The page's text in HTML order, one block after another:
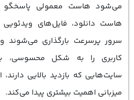
می‌شود هاست معمولی پاسخگو
هاست دانلود، فایل‌های
سرور پرسرعت بارگذاری
کاربری را به شکل محسوسی،
سایت‌هایی که بازدید بالایی
میزبانی اهمیت بیشتری پیدا می‌کند.